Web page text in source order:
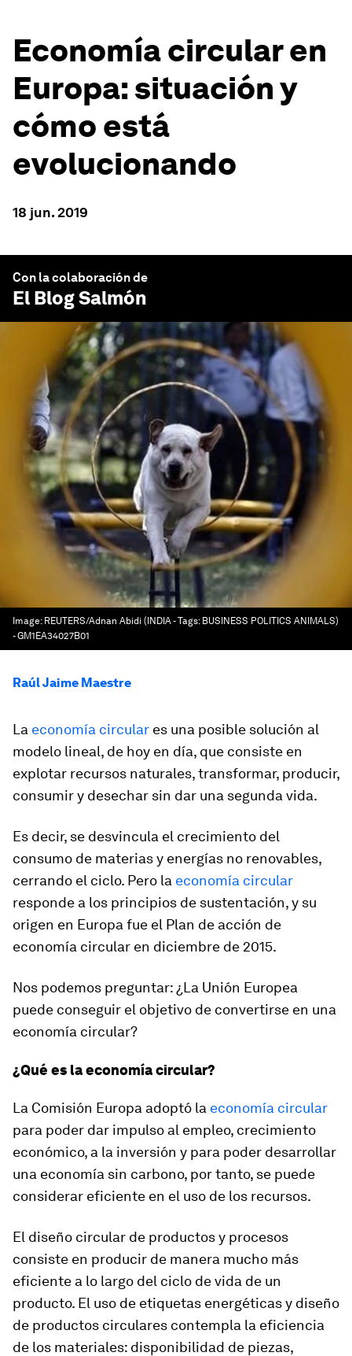
Economía circular en
Europa: situación y
cómo está
evolucionando
18 jun. 2019
Con la colaboración de
El Blog Salmón
Image: REUTERS/Adnan Abidi (INDIA - Tags: BUSINESS POLITICS ANIMALS)
- GM1EA34027B01
Raúl Jaime Maestre
La economía circular es una posible solución al
modelo lineal, de hoy en día, que consiste en
explotar recursos naturales, transformar, producir,
consumir y desechar sin dar una segunda vida.
Es decir, se desvincula el crecimiento del
consumo de materias y energías no renovables,
cerrando el ciclo. Pero la economía circular
responde a los principios de sustentación, y su
origen en Europa fue el Plan de acción de
economía circular en diciembre de 2015.
Nos podemos preguntar: ¿La Unión Europea
puede conseguir el objetivo de convertirse en una
economía circular?
¿Qué es la economía circular?
La Comisión Europa adoptó la economía circular
para poder dar impulso al empleo, crecimiento
económico, a la inversión y para poder desarrollar
una economía sin carbono, por tanto, se puede
considerar eficiente en el uso de los recursos.
El diseño circular de productos y procesos
consiste en producir de manera mucho más
eficiente a lo largo del ciclo de vida de un
producto. El uso de etiquetas energéticas y diseño
de productos circulares contempla la eficiencia
de los materiales: disponibilidad de piezas,